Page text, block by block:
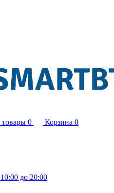
0 Корзина 0
до 20:00